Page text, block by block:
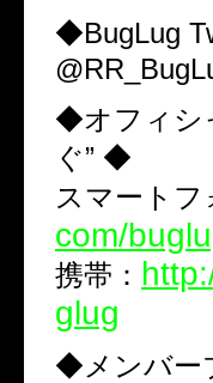
◆BugLug
◆オフィシ
ぐ” ◆
スマートフ
com/
携帯：
glug
◆メンバー